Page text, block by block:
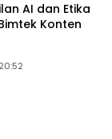
AI dan Etika
Konten